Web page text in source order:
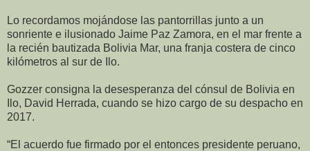
Lo recordamos mojándose las pantorrillas junto a un
sonriente e ilusionado Jaime Paz Zamora, en el mar frente a
la recién bautizada Bolivia Mar, una franja costera de cinco
kilómetros al sur de Ilo.
Gozzer consigna la desesperanza del cónsul de Bolivia en
Ilo, David Herrada, cuando se hizo cargo de su despacho en
2017.
“El acuerdo fue firmado por el entonces presidente peruano,